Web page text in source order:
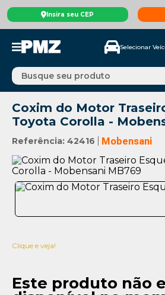
Insira seu CEP
Selecionar
Busque seu produto
Coxim do Motor
Toyota Corolla -
Referência: 42416 Mobensani
Clique e veja!
Este produto não